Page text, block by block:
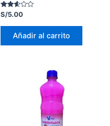
Valorado
con
2.55
S/5.00
Añadir al carrito